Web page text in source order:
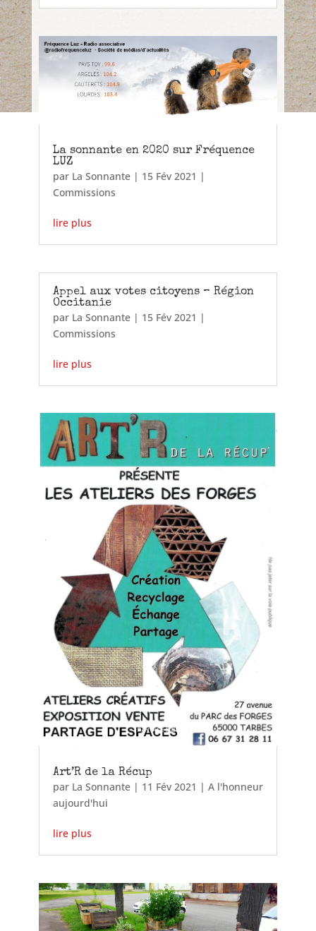
La sonnante en 2020 sur Fréquence
LUZ
par La Sonnante| 15 Fév 2021 |
Commissions
lire plus
Appel aux votes citoyens – Région
Occitanie
par La Sonnante| 15 Fév 2021 |
Commissions
lire plus
Art’R de la Récup
par La Sonnante| 11 Fév 2021 | A l'honneur
aujourd'hui
lire plus